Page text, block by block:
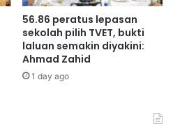
56.86 peratus lepasan
sekolah pilih TVET, bukti
laluan semakin diyakini:
Ahmad Zahid
1 day ago